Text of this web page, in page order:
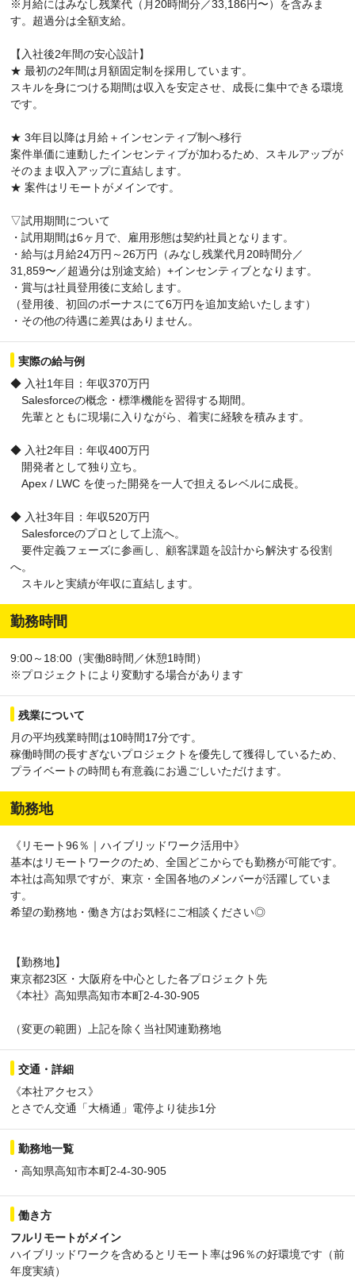
※月給にはみなし残業代（月20時間分／33,186円〜）を含みま
す。超過分は全額支給。
【入社後2年間の安心設計】
★ 最初の2年間は月額固定制を採用しています。
スキルを身につける期間は収入を安定させ、成長に集中できる環境
です。
★ 3年目以降は月給＋インセンティブ制へ移行
案件単価に連動したインセンティブが加わるため、スキルアップが
そのまま収入アップに直結します。
★ 案件はリモートがメインです。
▽試用期間について
・試用期間は6ヶ月で、雇用形態は契約社員となります。
・給与は⽉給24万円～26万円（みなし残業代⽉20時間分／
31,859〜／超過分は別途⽀給）+インセンティブとなります。
・賞与は社員登用後に支給します。
（登用後、初回のボーナスにて6万円を追加支給いたします）
・その他の待遇に差異はありません。
実際の給与例
◆ 入社1年目：年収370万円
Salesforceの概念・標準機能を習得する期間。
先輩とともに現場に入りながら、着実に経験を積みます。
◆ 入社2年目：年収400万円
開発者として独り立ち。
Apex / LWC を使った開発を一人で担えるレベルに成長。
◆ 入社3年目：年収520万円
Salesforceのプロとして上流へ。
要件定義フェーズに参画し、顧客課題を設計から解決する役割
へ。
スキルと実績が年収に直結します。
勤務時間
9:00～18:00（実働8時間／休憩1時間）
※プロジェクトにより変動する場合があります
残業について
月の平均残業時間は10時間17分です。
稼働時間の長すぎないプロジェクトを優先して獲得しているため、
プライベートの時間も有意義にお過ごしいただけます。
勤務地
《リモート96％｜ハイブリッドワーク活用中》
基本はリモートワークのため、全国どこからでも勤務が可能です。
本社は高知県ですが、東京・全国各地のメンバーが活躍していま
す。
希望の勤務地・働き方はお気軽にご相談ください◎
【勤務地】
東京都23区・大阪府を中心とした各プロジェクト先
《本社》高知県高知市本町2-4-30-905
（変更の範囲）上記を除く当社関連勤務地
交通・詳細
《本社アクセス》
とさでん交通「大橋通」電停より徒歩1分
勤務地一覧
・高知県高知市本町2-4-30-905
働き方
フルリモートがメイン
ハイブリッドワークを含めるとリモート率は96％の好環境です（前
年度実績）